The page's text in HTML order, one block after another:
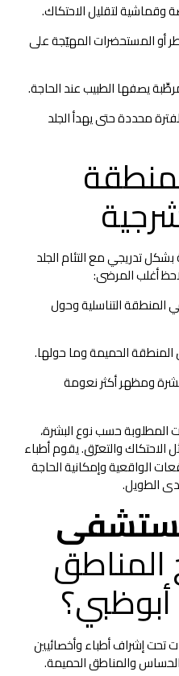
لتقليل الاحتكاك.
المهيّجة على
الطبيب عند الحاجة.
محددة حتى يهدأ الجلد
تدريجي مع التئام الجلد
المرضى:
التناسلية وحول
الحميمة وما حولها.
ومظهر أكثر نعومة
حسب نوع البشرة،
والتعرّق. يقوم أطباء
وإمكانية الحاجة
إشراف أطباء وأخصائيين
والمناطق الحميمة.